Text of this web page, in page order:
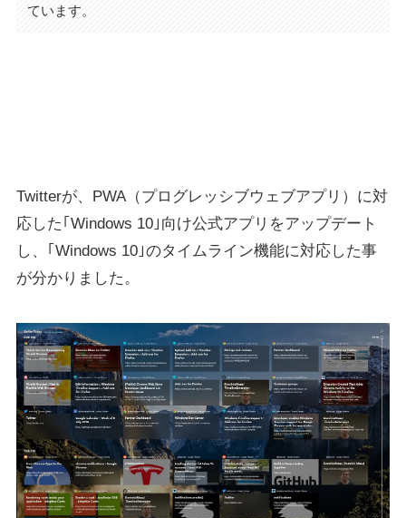
ています。
Twitterが、PWA（プログレッシブウェブアプリ）に対
応した｢Windows 10｣向け公式アプリをアップデート
し、｢Windows 10｣のタイムライン機能に対応した事
が分かりました。